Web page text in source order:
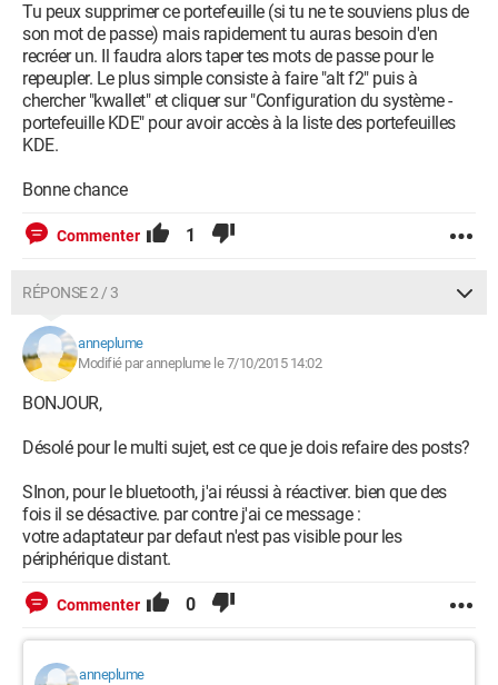
Tu peux supprimer ce portefeuille (si tu ne te souviens plus de
son mot de passe) mais rapidement tu auras besoin d'en
recréer un. Il faudra alors taper tes mots de passe pour le
repeupler. Le plus simple consiste à faire "alt f2" puis à
chercher "kwallet" et cliquer sur "Configuration du système -
portefeuille KDE" pour avoir accès à la liste des portefeuilles
KDE.
Bonne chance
Commenter 1
RÉPONSE 2 / 3
anneplume
Modifié par anneplume le 7/10/2015 14:02
BONJOUR,
Désolé pour le multi sujet, est ce que je dois refaire des posts?
SInon, pour le bluetooth, j'ai réussi à réactiver. bien que des
fois il se désactive. par contre j'ai ce message :
votre adaptateur par defaut n'est pas visible pour les
périphérique distant.
Commenter 0
anneplume